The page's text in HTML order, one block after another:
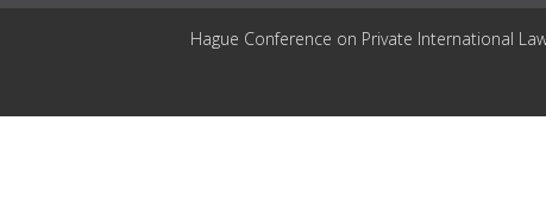
Hague Conference on Private International